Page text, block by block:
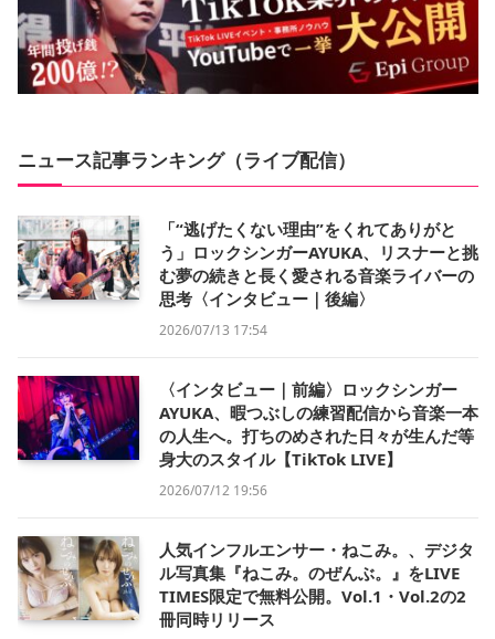
ニュース記事ランキング（ライブ配信）
「“逃げたくない理由”をくれてありがと
う」ロックシンガーAYUKA、リスナーと挑
む夢の続きと長く愛される音楽ライバーの
思考〈インタビュー｜後編〉
2026/07/13 17:54
〈インタビュー｜前編〉ロックシンガー
AYUKA、暇つぶしの練習配信から音楽一本
の人生へ。打ちのめされた日々が生んだ等
身大のスタイル【TikTok LIVE】
2026/07/12 19:56
人気インフルエンサー・ねこみ。、デジタ
ル写真集『ねこみ。のぜんぶ。』をLIVE
TIMES限定で無料公開。Vol.1・Vol.2の2
冊同時リリース